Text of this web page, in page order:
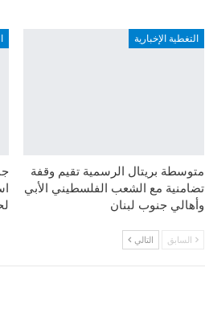
التغطية الإخبارية
متوسطة بريتال الرسمية تقيم وقفة
تضامنية مع الشعب الفلسطيني الأبي
وأهالي جنوب لبنان
السابق التالي